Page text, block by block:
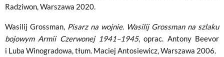
Radziwon, Warszawa 2020.
Wasilij Grossman, Pisarz na wojnie. Wasilij Grossman na szlaku
bojowym Armii Czerwonej 1941–1945, oprac. Antony Beevor
i Luba Winogradowa, tłum. Maciej Antosiewicz, Warszawa 2006.